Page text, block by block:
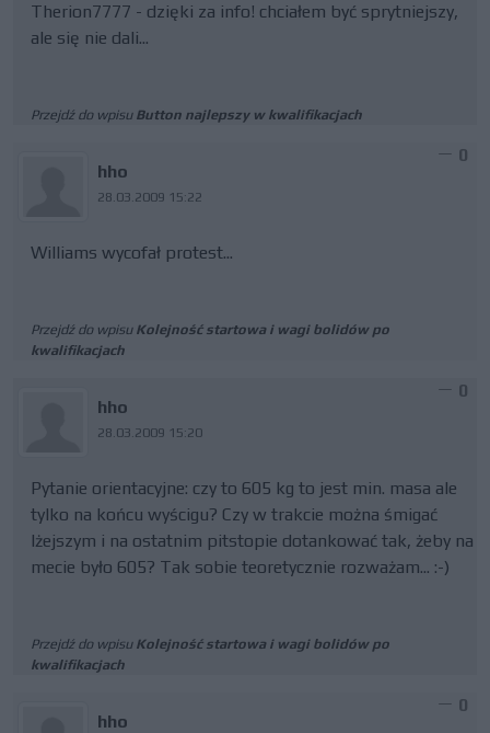
Therion7777 - dzięki za info! chciałem być sprytniejszy,
ale się nie dali...
Przejdź do wpisu Button najlepszy w kwalifikacjach
hho
28.03.2009 15:22
0
Williams wycofał protest...
Przejdź do wpisu Kolejność startowa i wagi bolidów po
kwalifikacjach
hho
28.03.2009 15:20
0
Pytanie orientacyjne: czy to 605 kg to jest min. masa ale
tylko na końcu wyścigu? Czy w trakcie można śmigać
lżejszym i na ostatnim pitstopie dotankować tak, żeby na
mecie było 605? Tak sobie teoretycznie rozważam... :-)
Przejdź do wpisu Kolejność startowa i wagi bolidów po
kwalifikacjach
hho
0